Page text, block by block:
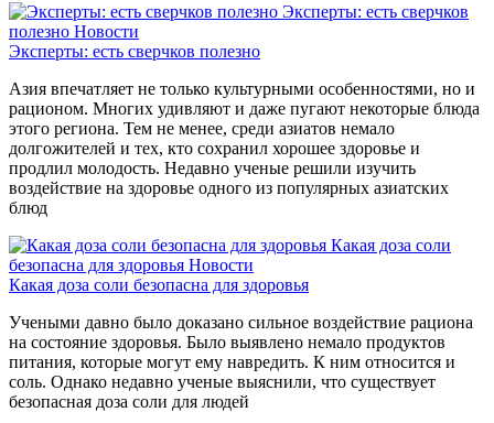
Эксперты: есть сверчков
полезно Новости
Эксперты: есть сверчков полезно
Азия впечатляет не только культурными особенностями, но и
рационом. Многих удивляют и даже пугают некоторые блюда
этого региона. Тем не менее, среди азиатов немало
долгожителей и тех, кто сохранил хорошее здоровье и
продлил молодость. Недавно ученые решили изучить
воздействие на здоровье одного из популярных азиатских
блюд
Какая доза соли
безопасна для здоровья Новости
Какая доза соли безопасна для здоровья
Учеными давно было доказано сильное воздействие рациона
на состояние здоровья. Было выявлено немало продуктов
питания, которые могут ему навредить. К ним относится и
соль. Однако недавно ученые выяснили, что существует
безопасная доза соли для людей